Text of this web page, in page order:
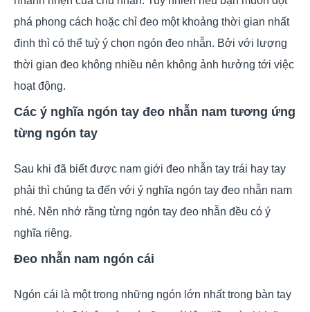
phá phong cách hoặc chỉ đeo một khoảng thời gian nhất
định thì có thể tuỳ ý chọn ngón đeo nhẫn. Bởi với lượng
thời gian đeo không nhiều nên không ảnh hưởng tới việc
hoạt động.
Các ý nghĩa ngón tay đeo nhẫn nam tương ứng
từng ngón tay
Sau khi đã biết được nam giới đeo nhẫn tay trái hay tay
phải thì chúng ta đến với ý nghĩa ngón tay đeo nhẫn nam
nhé. Nên nhớ rằng từng ngón tay đeo nhẫn đều có ý
nghĩa riêng.
Đeo nhẫn nam ngón cái
Ngón cái là một trong những ngón lớn nhất trong bàn tay